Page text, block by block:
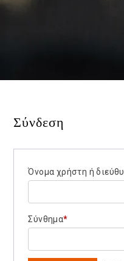
Σύνδεση
Όνομα χρήστη ή
Σύνθημα*Υποχρεούμαι